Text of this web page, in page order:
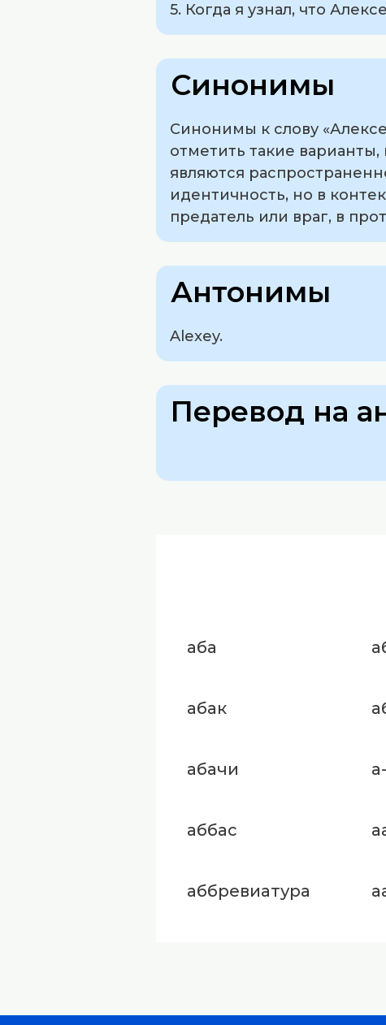
5. Когда я узнал, что
Синонимы
Синонимы к слову
отметить такие
являются
идентичность, но в
предатель или враг, в
Антонимы
Alexey.
Перевод на
аба
абак
абачи
аббас
аббревиатура